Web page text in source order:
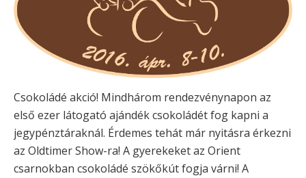
Csokoládé akció! Mindhárom rendezvénynapon az
első ezer látogató ajándék csokoládét fog kapni a
jegypénztáraknál. Érdemes tehát már nyitásra érkezni
az Oldtimer Show-ra! A gyerekeket az Orient
csarnokban csokoládé szökőkút fogja várni! A